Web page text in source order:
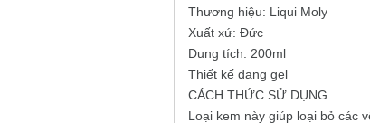
Thương hiệu: Liqui Moly
Xuất xứ: Đức
Dung tích: 200ml
Thiết kế dạng gel
CÁCH THỨC SỬ DỤNG
Loại kem này giúp loại bỏ các